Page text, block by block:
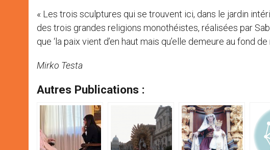
« Les trois sculptures qui se trouvent ici, dans le jardin
des trois grandes religions monothéistes, réalisées par
que ‘la paix vient d’en haut mais qu’elle demeure au fond
Mirko Testa
Autres Publications :